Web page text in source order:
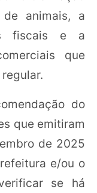
animais, a
fiscais e a
que
do
que emitiram
de 2025
e/ou o
se há